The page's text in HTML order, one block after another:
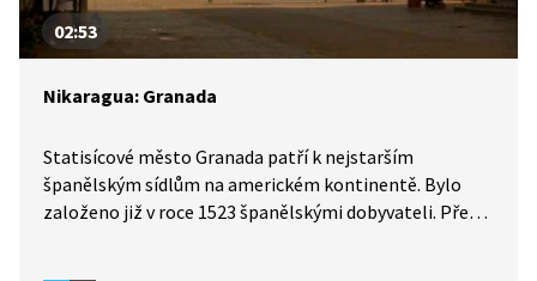
02:53
Nikaragua: Granada
Statisícové město Granada patří k nejstarším
španělským sídlům na americkém kontinentě. Bylo
založeno již v roce 1523 španělskými dobyvateli. Přes